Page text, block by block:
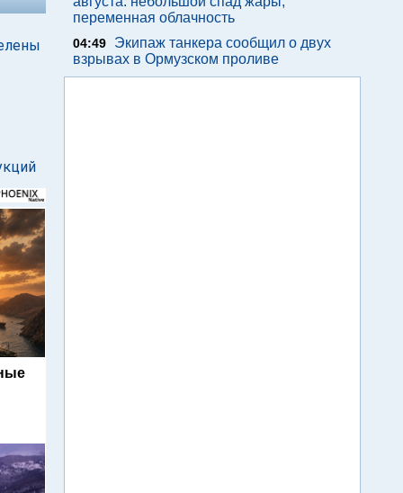
переменная облачность
04:49
Экипаж танкера сообщил о двух
взрывах в Ормузском проливе